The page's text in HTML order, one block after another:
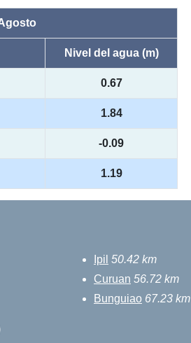
Nivel del agua (m)
0.67
1.84
-0.09
1.19
Ipil 50.42 km
Curuan 56.72 km
Bunguiao 67.23 km